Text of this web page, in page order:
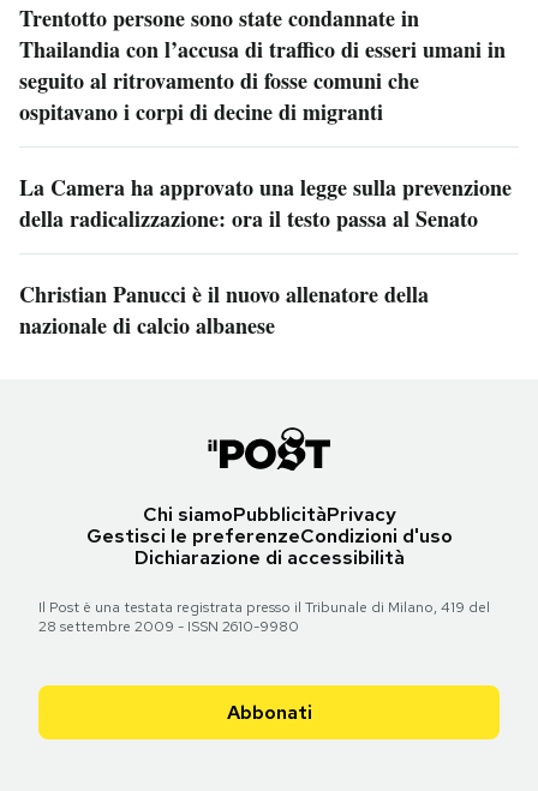
Trentotto persone sono state condannate in
Thailandia con l’accusa di traffico di esseri umani in
seguito al ritrovamento di fosse comuni che
ospitavano i corpi di decine di migranti
La Camera ha approvato una legge sulla prevenzione
della radicalizzazione: ora il testo passa al Senato
Christian Panucci è il nuovo allenatore della
nazionale di calcio albanese
Chi siamoPubblicitàPrivacy
Gestisci le preferenzeCondizioni d'uso
Dichiarazione di accessibilità
Il Post è una testata registrata presso il Tribunale di Milano, 419 del
28 settembre 2009 - ISSN 2610-9980
Abbonati